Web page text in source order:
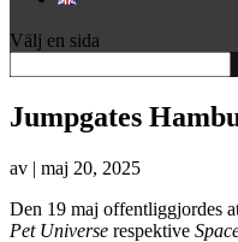
Välj en sida
Jumpgates
av | maj 20, 2025
Den 19 maj offentliggjordes
Pet Universe respektive